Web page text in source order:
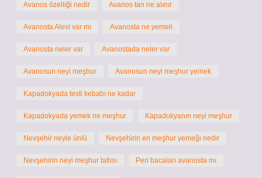
Avanos özelliği nedir Avanos tan ne alınır
Avanosta Alevi var mı Avanosta ne yemeli
Avanosta neler var Avanostada neler var
Avanosun neyi meşhur Avanosun neyi meşhur yemek
Kapadokyada testi kebabı ne kadar
Kapadokyada yemek ne meşhur Kapadokyanın neyi meşhur
Nevşehir neyle ünlü Nevşehirin en meşhur yemeği nedir
Nevşehirin neyi meşhur tatlısı Peri bacaları avanosta mı